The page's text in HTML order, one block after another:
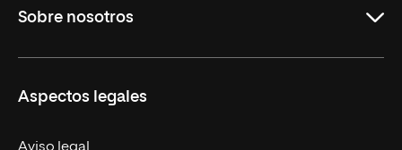
Formación Continua
Sobre nosotros
Trabaja en UNIR
Actualidad
Aspectos legales